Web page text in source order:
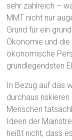
sehr zahlreich –
MMT nicht nur
Grund für ein
Ökonomie und
ökonomische
grundlegendsten
In Bezug auf das
durchaus
Menschen
Ideen der
heißt nicht, dass